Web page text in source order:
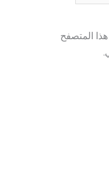
هذا المتصفح